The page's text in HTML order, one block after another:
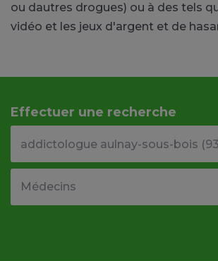
ou dautres drogues) ou à des tels
vidéo et les jeux d'argent et de
Effectuer une recherche